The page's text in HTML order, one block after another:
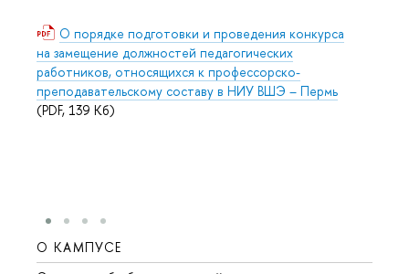
О порядке подготовки и проведения конкурса
на замещение должностей педагогических
работников, относящихся к профессорско-
преподавательскому составу в НИУ ВШЭ – Пермь
(PDF, 139 Кб)
О КАМПУСЕ